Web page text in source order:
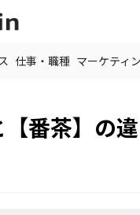
仕事・職種 マーケティ
【番茶】の